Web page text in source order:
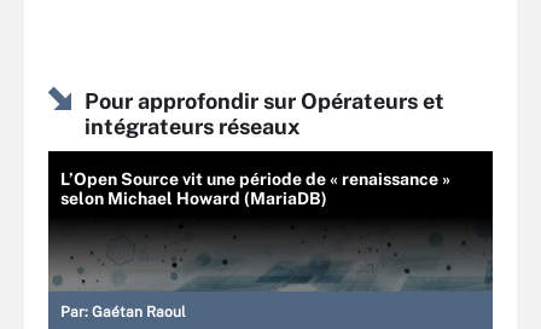
Pour approfondir sur Opérateurs et
intégrateurs réseaux
L’Open Source vit une période de « renaissance »
selon Michael Howard (MariaDB)
Par: Gaétan Raoul